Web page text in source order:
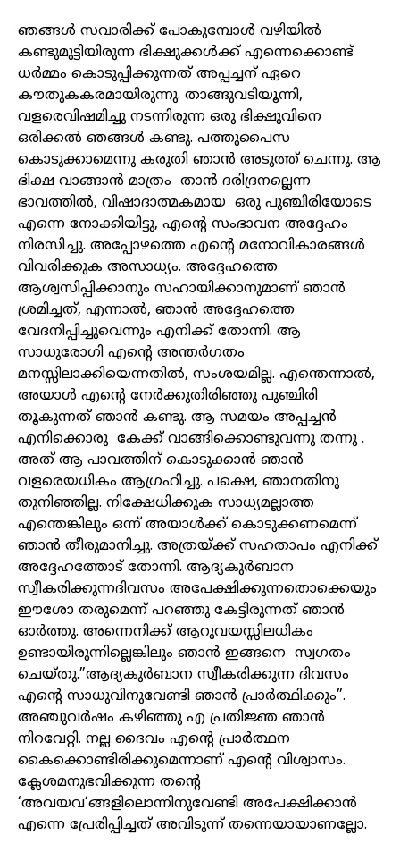
ഞങ്ങൾ സവാരിക്ക് പോകുമ്പോൾ വഴിയിൽ
കണ്ടുമുട്ടിയിരുന്ന ഭിക്ഷുക്കൾക്ക് എന്നെക്കൊണ്ട്
ധർമ്മം കൊടുപ്പിക്കുന്നത് അപ്പച്ചന് ഏറെ
കൗതുകകരമായിരുന്നു. താങ്ങുവടിയൂന്നി,
വളരെവിഷമിച്ചു നടന്നിരുന്ന ഒരു ഭിക്ഷുവിനെ
ഒരിക്കൽ ഞങ്ങൾ കണ്ടു. പത്തുപൈസ
കൊടുക്കാമെന്നു കരുതി ഞാൻ അടുത്ത് ചെന്നു. ആ
ഭിക്ഷ വാങ്ങാൻ മാത്രം താൻ ദരിദ്രനല്ലെന്ന
ഭാവത്തിൽ, വിഷാദാത്മകമായ ഒരു പുഞ്ചിരിയോടെ
എന്നെ നോക്കിയിട്ടു, എന്റെ സംഭാവന അദ്ദേഹം
നിരസിച്ചു. അപ്പോഴത്തെ എന്റെ മനോവികാരങ്ങൾ
വിവരിക്കുക അസാധ്യം. അദ്ദേഹത്തെ
ആശ്വസിപ്പിക്കാനും സഹായിക്കാനുമാണ് ഞാൻ
ശ്രമിച്ചത്, എന്നാൽ, ഞാൻ അദ്ദേഹത്തെ
വേദനിപ്പിച്ചുവെന്നും എനിക്ക് തോന്നി. ആ
സാധുരോഗി എന്റെ അന്തർഗതം
മനസ്സിലാക്കിയെന്നതിൽ, സംശയമില്ല. എന്തെന്നാൽ,
അയാൾ എന്റെ നേർക്കുതിരിഞ്ഞു പുഞ്ചിരി
തൂകുന്നത് ഞാൻ കണ്ടു. ആ സമയം അപ്പച്ചൻ
എനിക്കൊരു കേക്ക് വാങ്ങിക്കൊണ്ടുവന്നു തന്നു .
അത് ആ പാവത്തിന് കൊടുക്കാൻ ഞാൻ
വളരെയധികം ആഗ്രഹിച്ചു. പക്ഷെ, ഞാനതിനു
തുനിഞ്ഞില്ല. നിക്ഷേധിക്കുക സാധ്യമല്ലാത്ത
എന്തെങ്കിലും ഒന്ന് അയാൾക്ക് കൊടുക്കണമെന്ന്
ഞാൻ തീരുമാനിച്ചു. അത്രയ്ക്ക് സഹതാപം എനിക്ക്
അദ്ദേഹത്തോട് തോന്നി. ആദ്യകുർബാന
സ്വീകരിക്കുന്നദിവസം അപേക്ഷിക്കുന്നതൊക്കെയും
ഈശോ തരുമെന്ന് പറഞ്ഞു കേട്ടിരുന്നത് ഞാൻ
ഓർത്തു. അന്നെനിക്ക് ആറുവയസ്സിലധികം
ഉണ്ടായിരുന്നില്ലെങ്കിലും ഞാൻ ഇങ്ങനെ സ്വഗതം
ചെയ്തു.”ആദ്യകുർബാന സ്വീകരിക്കുന്ന ദിവസം
എന്റെ സാധുവിനുവേണ്ടി ഞാൻ പ്രാർത്ഥിക്കും”.
അഞ്ചുവർഷം കഴിഞ്ഞു എ പ്രതിജ്ഞ ഞാൻ
നിറവേറ്റി. നല്ല ദൈവം എന്റെ പ്രാർത്ഥന
കൈക്കൊണ്ടിരിക്കുമെന്നാണ് എന്റെ വിശ്വാസം.
ക്ലേശമനുഭവിക്കുന്ന തന്റെ
‘അവയവ‘ങ്ങളിലൊന്നിനുവേണ്ടി അപേക്ഷിക്കാൻ
എന്നെ പ്രേരിപ്പിച്ചത് അവിടുന്ന് തന്നെയായാണല്ലോ.